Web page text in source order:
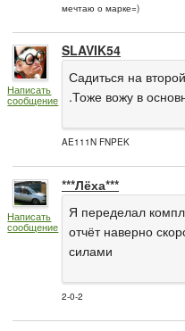
мечтаю о марке=)
Написать
сообщение
SLAVIK54
Садиться на
.Тоже вожу в
AE111N FNPEK
Написать
сообщение
***Лёха***
Я переделал
отчёт наверно
силами
2-0-2